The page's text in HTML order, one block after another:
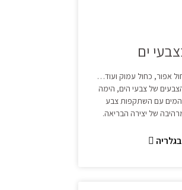
ים
אפור, כחול עמוק ועוד…
של צבעי הים, הימה
המים עם השתקפות צבע
של יצירה הבריאה.